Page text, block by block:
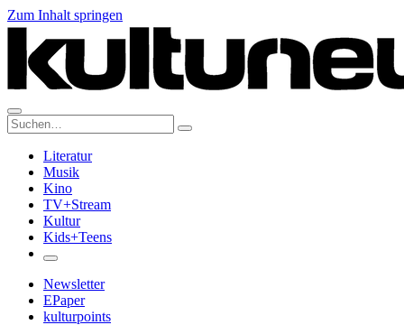
Zum Inhalt springen
Suche:
Literatur
Musik
Kino
TV+Stream
Kultur
Kids+Teens
Newsletter
EPaper
kulturpoints